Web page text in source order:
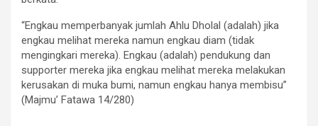
“Engkau memperbanyak jumlah Ahlu Dholal (adalah) jika
engkau melihat mereka namun engkau diam (tidak
mengingkari mereka). Engkau (adalah) pendukung dan
supporter mereka jika engkau melihat mereka melakukan
kerusakan di muka bumi, namun engkau hanya membisu”
(Majmu’ Fatawa 14/280)